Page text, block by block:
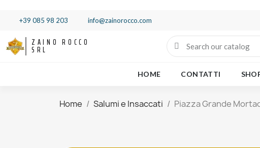
+39 085 98 203 info@zainorocco.com
ZAINO ROCCO
SRL
HOME CONTATTI
Home Salumi e Insaccati Piazza Grande